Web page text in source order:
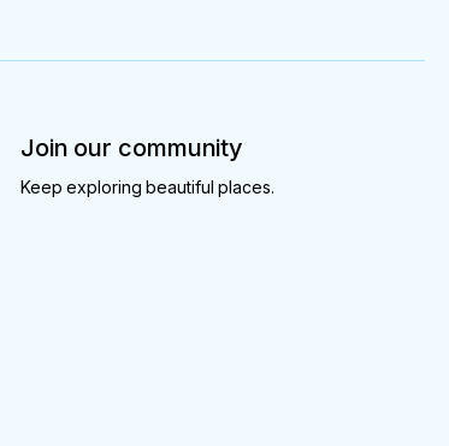
Join our community
Keep exploring beautiful places.